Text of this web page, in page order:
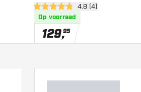
drawer open reviews drawer
4.8 score sterren4.8 (4)
Op voorraad
129,95